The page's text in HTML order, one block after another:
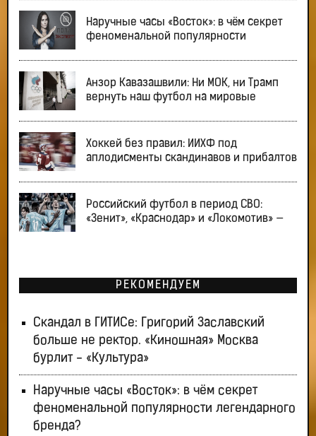
Наручные часы «Восток»: в чём секрет
феноменальной популярности
Анзор Кавазашвили: Ни МОК, ни Трамп
вернуть наш футбол на мировые
Хоккей без правил: ИИХФ под
аплодисменты скандинавов и прибалтов
Российский футбол в период СВО:
«Зенит», «Краснодар» и «Локомотив» —
РЕКОМЕНДУЕМ
Скандал в ГИТИСе: Григорий Заславский
больше не ректор. «Киношная» Москва
бурлит - «Культура»
Наручные часы «Восток»: в чём секрет
феноменальной популярности легендарного
бренда?